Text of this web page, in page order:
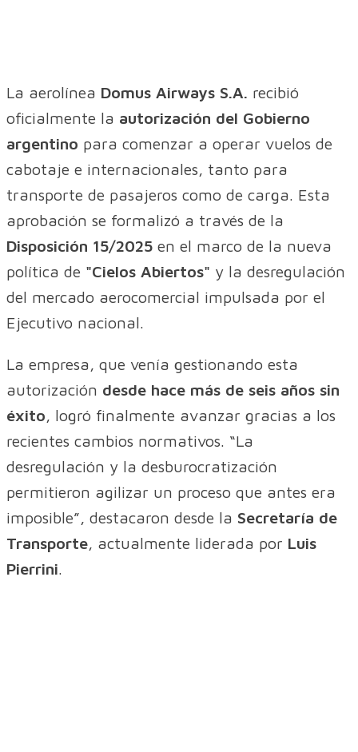
La aerolínea Domus Airways S.A. recibió
oficialmente la autorización del Gobierno
argentino para comenzar a operar vuelos de
cabotaje e internacionales, tanto para
transporte de pasajeros como de carga. Esta
aprobación se formalizó a través de la
Disposición 15/2025 en el marco de la nueva
política de "Cielos Abiertos" y la desregulación
del mercado aerocomercial impulsada por el
Ejecutivo nacional.
La empresa, que venía gestionando esta
autorización desde hace más de seis años sin
éxito, logró finalmente avanzar gracias a los
recientes cambios normativos. “La
desregulación y la desburocratización
permitieron agilizar un proceso que antes era
imposible”, destacaron desde la Secretaría de
Transporte, actualmente liderada por Luis
Pierrini.